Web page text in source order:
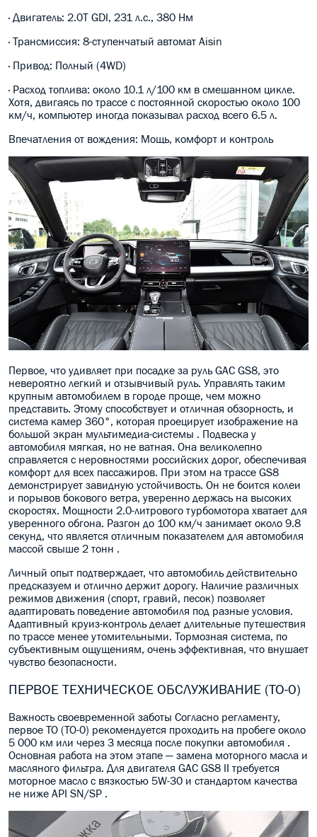
· Двигатель: 2.0T GDI, 231 л.с., 380 Нм
· Трансмиссия: 8-ступенчатый автомат Aisin
· Привод: Полный (4WD)
· Расход топлива: около 10.1 л/100 км в смешанном цикле.
Хотя, двигаясь по трассе с постоянной скоростью около 100
км/ч, компьютер иногда показывал расход всего 6.5 л.
Впечатления от вождения: Мощь, комфорт и контроль
Первое, что удивляет при посадке за руль GAC GS8, это
невероятно легкий и отзывчивый руль. Управлять таким
крупным автомобилем в городе проще, чем можно
представить. Этому способствует и отличная обзорность, и
система камер 360°, которая проецирует изображение на
большой экран мультимедиа-системы . Подвеска у
автомобиля мягкая, но не ватная. Она великолепно
справляется с неровностями российских дорог, обеспечивая
комфорт для всех пассажиров. При этом на трассе GS8
демонстрирует завидную устойчивость. Он не боится колеи
и порывов бокового ветра, уверенно держась на высоких
скоростях. Мощности 2.0-литрового турбомотора хватает для
уверенного обгона. Разгон до 100 км/ч занимает около 9.8
секунд, что является отличным показателем для автомобиля
массой свыше 2 тонн .
Личный опыт подтверждает, что автомобиль действительно
предсказуем и отлично держит дорогу. Наличие различных
режимов движения (спорт, гравий, песок) позволяет
адаптировать поведение автомобиля под разные условия.
Адаптивный круиз-контроль делает длительные путешествия
по трассе менее утомительными. Тормозная система, по
субъективным ощущениям, очень эффективная, что внушает
чувство безопасности.
ПЕРВОЕ ТЕХНИЧЕСКОЕ ОБСЛУЖИВАНИЕ (ТО-0)
Важность своевременной заботы Согласно регламенту,
первое ТО (ТО-0) рекомендуется проходить на пробеге около
5 000 км или через 3 месяца после покупки автомобиля .
Основная работа на этом этапе — замена моторного масла и
масляного фильтра. Для двигателя GAC GS8 II требуется
моторное масло с вязкостью 5W-30 и стандартом качества
не ниже API SN/SP .